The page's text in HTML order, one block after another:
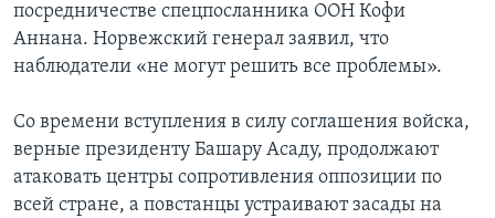
посредничестве спецпосланника ООН Кофи
Аннана. Норвежский генерал заявил, что
наблюдатели «не могут решить все проблемы».
Со времени вступления в силу соглашения войска,
верные президенту Башару Асаду, продолжают
атаковать центры сопротивления оппозиции по
всей стране, а повстанцы устраивают засады на